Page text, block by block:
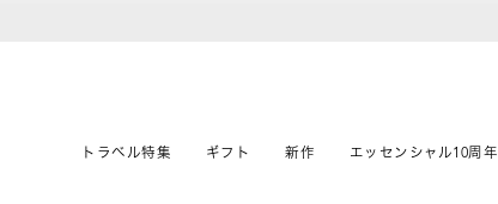
トラベル特集 ギフト 新作 エッセンシャル10周年